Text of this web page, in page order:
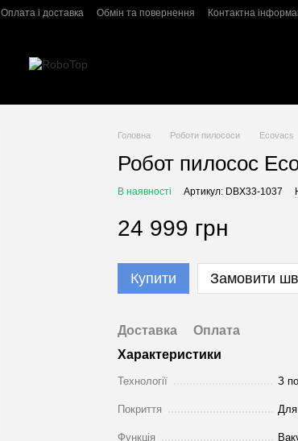
Оплата і доставка Обмін та повернення Контактна
Головна Роботи пилососи Ecovacs
Робот пилосос
В наявності Артикул: DBX33-1037
24 999 грн
Купити Замовити
Доставка
Оплата
Характеристики
Технології З
Покриття Для
Функція